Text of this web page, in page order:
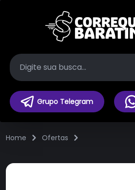
Grupo Telegram
Home Ofertas